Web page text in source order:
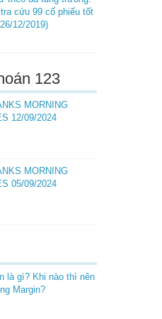
cứu 99 cổ phiếu tốt
12/2019)
123
MORNING
12/09/2024
MORNING
05/09/2024
là gì? Khi nào thì nên
Margin?